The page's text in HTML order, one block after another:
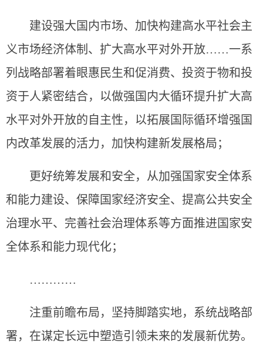
建设强大国内市场、加快构建高水平社会主
义市场经济体制、扩大高水平对外开放……一系
列战略部署着眼惠民生和促消费、投资于物和投
资于人紧密结合，以做强国内大循环提升扩大高
水平对外开放的自主性，以拓展国际循环增强国
内改革发展的活力，加快构建新发展格局；
更好统筹发展和安全，从加强国家安全体系
和能力建设、保障国家经济安全、提高公共安全
治理水平、完善社会治理体系等方面推进国家安
全体系和能力现代化；
…………
注重前瞻布局，坚持脚踏实地，系统战略部
署，在谋定长远中塑造引领未来的发展新优势。